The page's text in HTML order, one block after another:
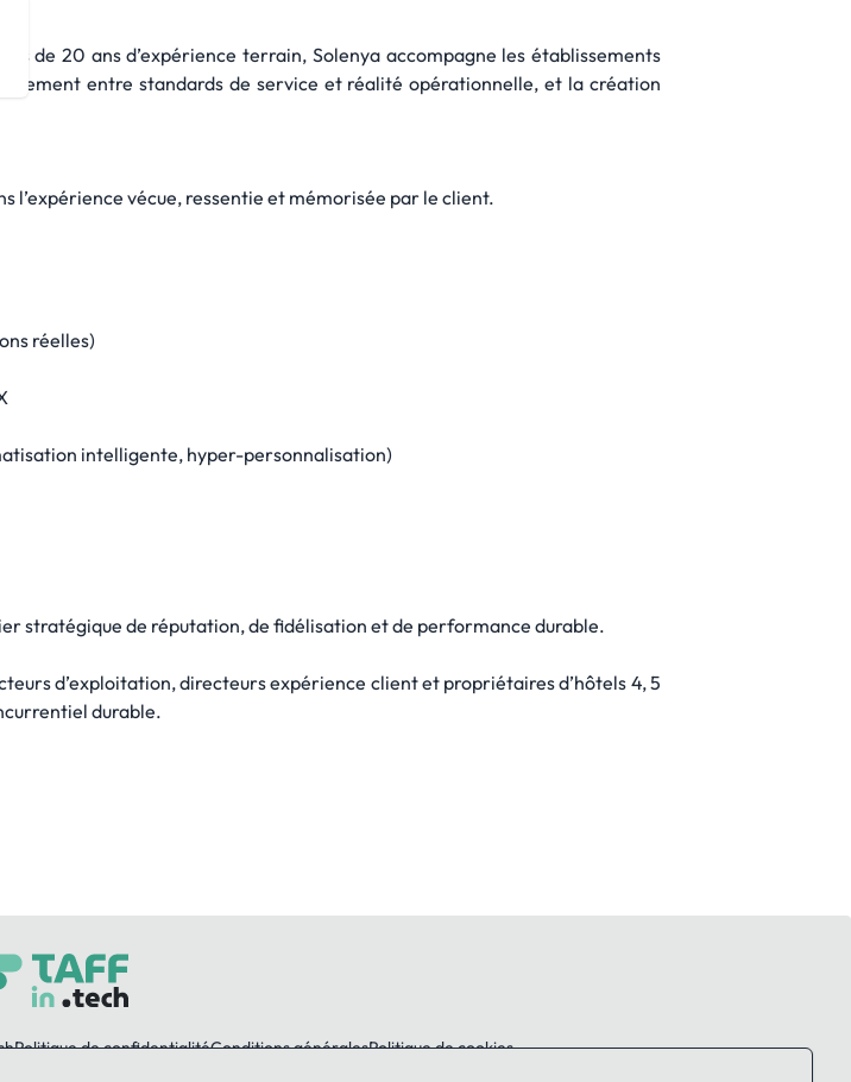
de 20 ans d’expérience terrain, Solenya accompagne les établissements
entre standards de service et réalité opérationnelle, et la création
l’expérience vécue, ressentie et mémorisée par le client.
réelles)
intelligente, hyper-personnalisation)
stratégique de réputation, de fidélisation et de performance durable.
d’exploitation, directeurs expérience client et propriétaires d’hôtels 4, 5
durable.
Politique de confidentialitéConditions généralesPolitique de cookies